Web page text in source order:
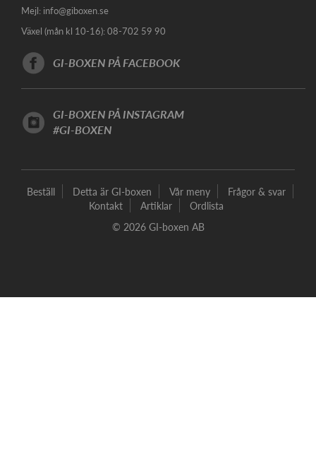
Mejl: info@giboxen.se
Växel (mån kl 10-16): 08-702 59 90
GI-BOXEN PÅ FACEBOOK
GI-BOXEN PÅ INSTAGRAM
#GI-BOXEN
Beställ Detta är GI-boxen Vår meny
Frågor & svar
Kontakt
Artiklar
Ordlista
© 2026 GI-boxen AB